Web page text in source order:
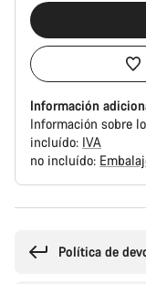
Información
Información sobre
incluído: IVA
no incluído:
compra
Política de